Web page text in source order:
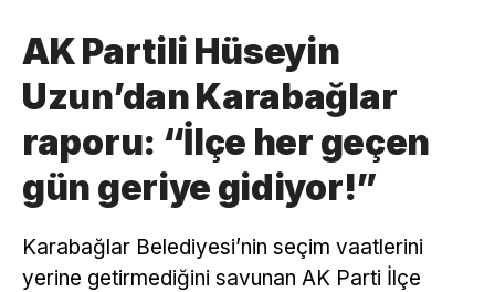
AK Partili Hüseyin
Uzun’dan Karabağlar
raporu: “İlçe her geçen
gün geriye gidiyor!”
Karabağlar Belediyesi’nin seçim vaatlerini
yerine getirmediğini savunan AK Parti İlçe